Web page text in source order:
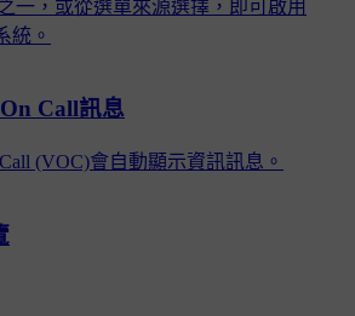
一，或從選單來源選擇，即可啟用
統。
Call訊息
(VOC)會自動顯示資訊訊息。